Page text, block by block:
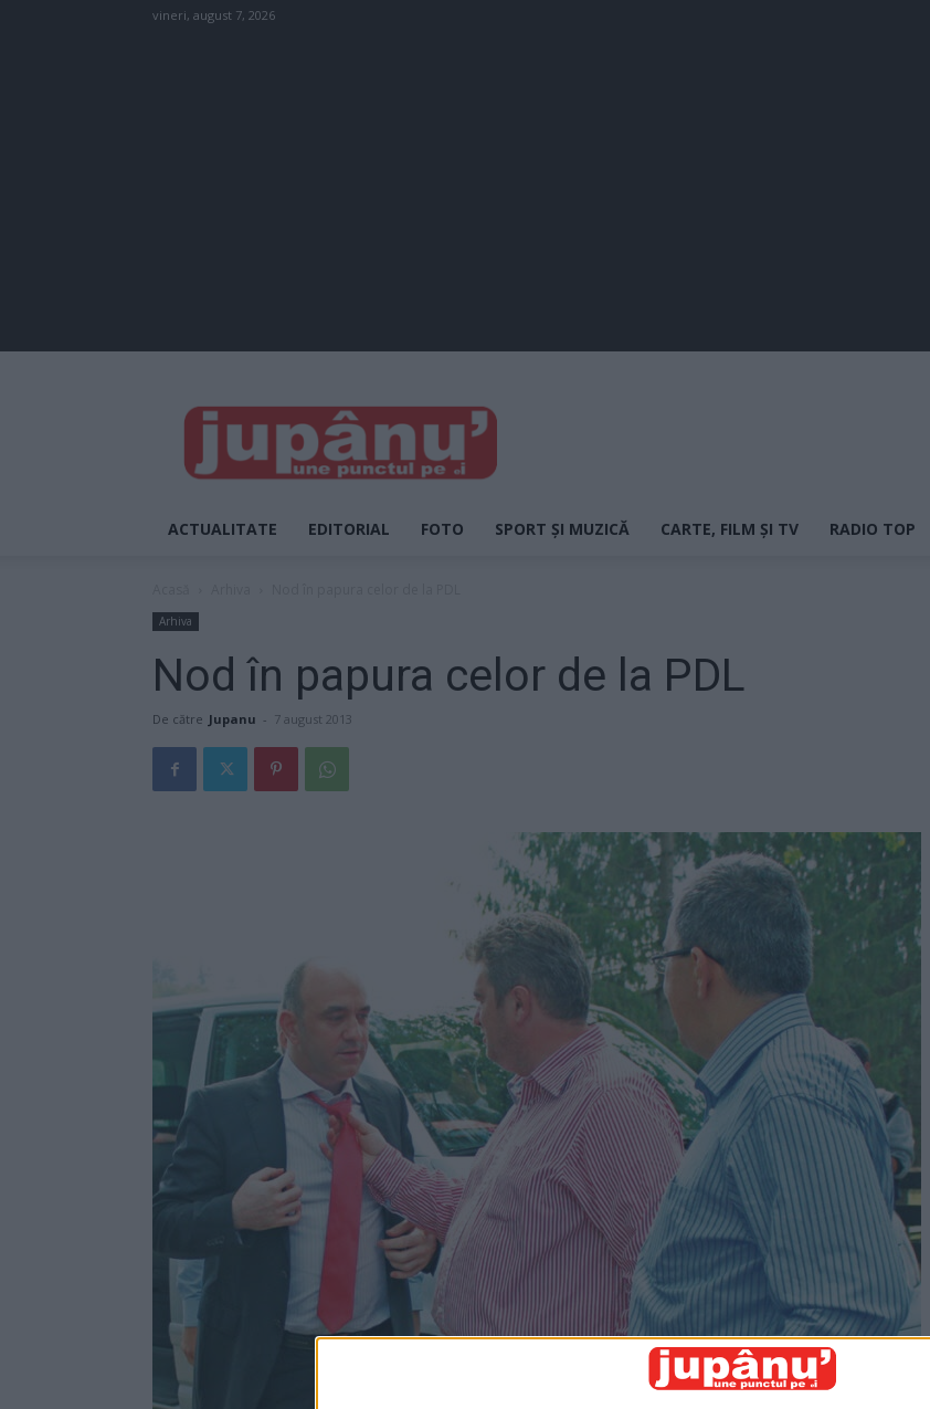
vineri, august 7, 2026
JUPÂNU'
ACTUALITATE EDITORIAL FOTO SPORT ȘI MUZICĂ CARTE, FILM ȘI TV RADIO TOP
Arhiva
Nod în papura celor de la PDL
De către Jupanu - 7 august 2013